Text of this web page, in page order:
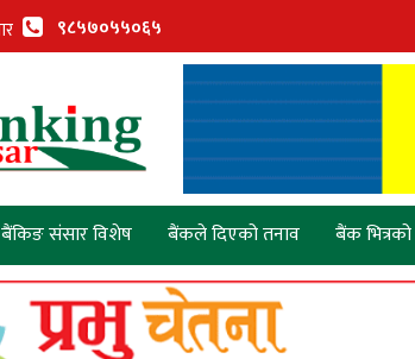
९८५७०५५०६५
बैंकिङ संसार विशेष बैंकले दिएको तनाव बैंक